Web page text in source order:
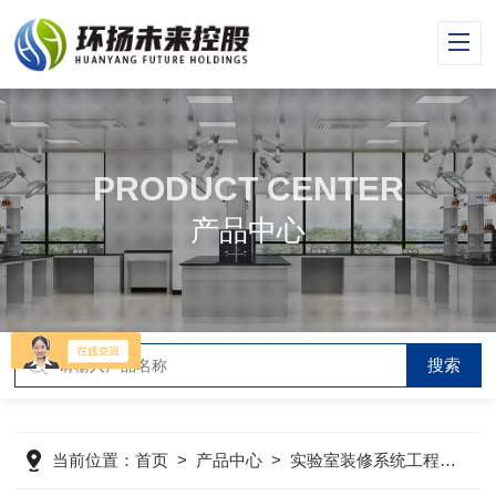
PRODUCT CENTER
产品中心
当前位置：首页 > 产品中心 > 实验室装修系统工程>